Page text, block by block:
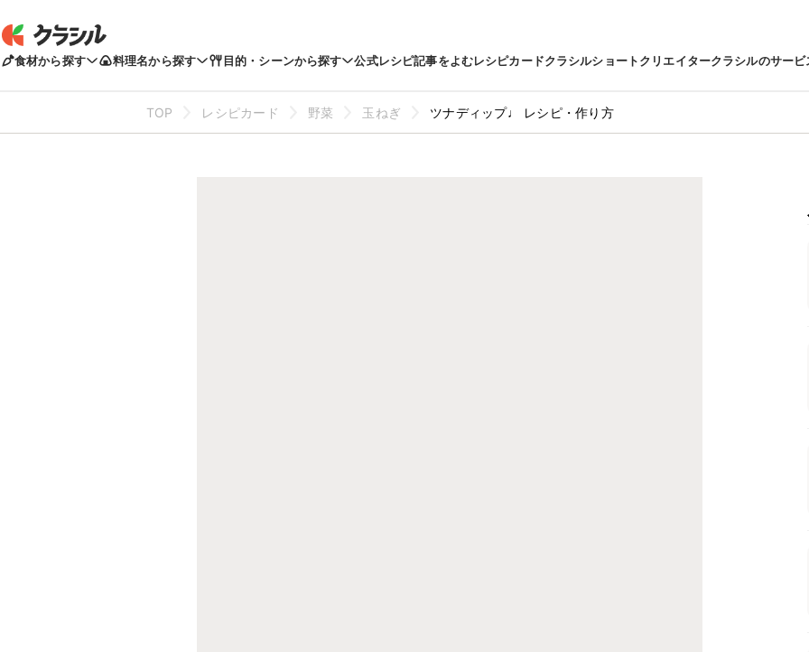
食材から探す 料理名から探す 目的・シーンから探す 公式レシピ記事をよむレシピカードクラシルショートクリエイタークラシルのサービ
TOP レシピカード 野菜 玉ねぎ ツナディップ♩ レシピ・作り方